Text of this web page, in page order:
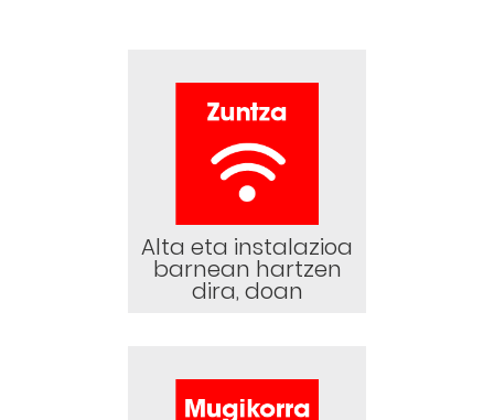
Alta eta instalazioa
barnean hartzen
dira, doan